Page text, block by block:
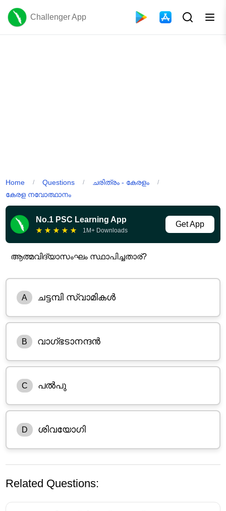
Challenger App
Home / Questions / ചരിത്രം - കേരളം /
കേരള നവോത്ഥാനം
No.1 PSC Learning App
★ ★ ★ ★ ★ 1M+ Downloads
Get App
ആത്മവിദ്യാസംഘം സ്ഥാപിച്ചതാര്?
A ചട്ടമ്പി സ്വാമികൾ
B വാഗ്ഭടാനന്ദൻ
C പൽപു
D ശിവയോഗി
Related Questions: